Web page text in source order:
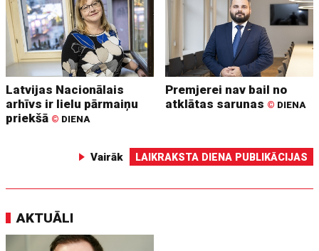
Latvijas Nacionālais
arhīvs ir lielu pārmaiņu
priekšā © DIENA
Premjerei nav bail no
atklātas sarunas © DIENA
Vairāk LAIKRAKSTA DIENA PUBLIKĀCIJAS
AKTUĀLI